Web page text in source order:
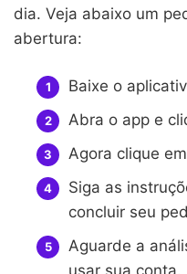
dia. Veja abaixo um
abertura:
Baixe o
Abra o app e
Agora clique em
Siga as
concluir seu
Aguarde a